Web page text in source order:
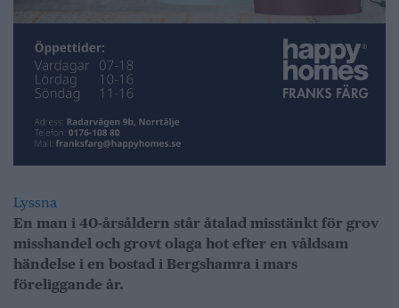
Lyssna
En man i 40-årsåldern står åtalad misstänkt för grov
misshandel och grovt olaga hot efter en våldsam
händelse i en bostad i Bergshamra i mars
föreliggande år.